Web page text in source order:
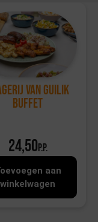
Van Guilik
Buffet
24,50p.p.
aan
winkelwagen